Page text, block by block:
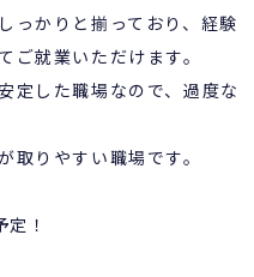
っかりと揃っており、経験
ご就業いただけます。
定した職場なので、過度な
取りやすい職場です。
！